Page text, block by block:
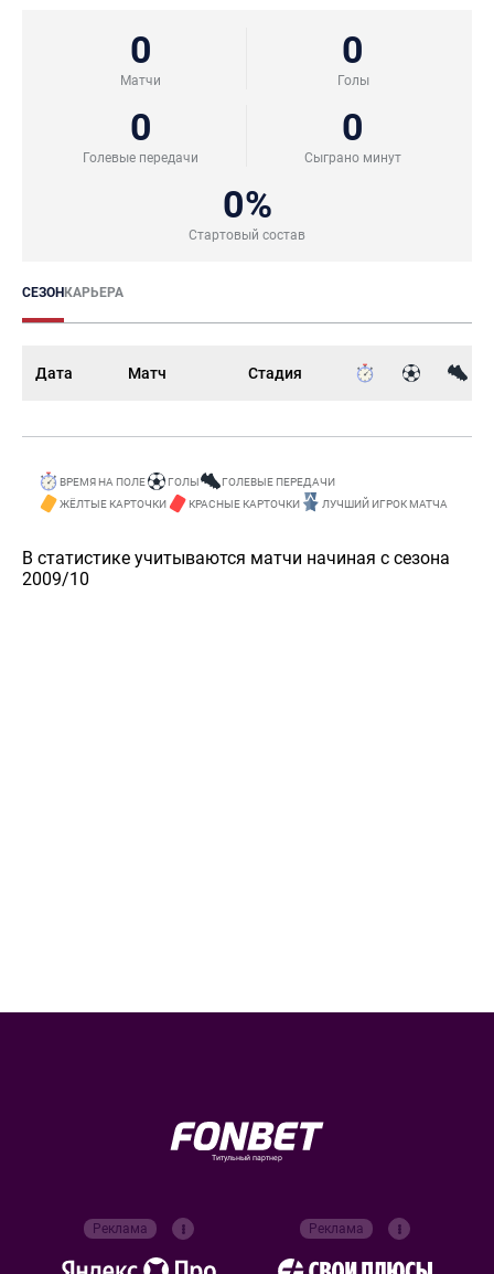
0
Матчи
0
Голы
0
Голевые передачи
0
Сыграно минут
0%
Стартовый состав
СЕЗОНКАРЬЕРА
Дата Матч Стадия
ВРЕМЯ НА ПОЛЕ ГОЛЫ
ГОЛЕВЫЕ ПЕРЕДАЧИ
ЖЁЛТЫЕ КАРТОЧКИ
КРАСНЫЕ КАРТОЧКИ ЛУЧШИЙ ИГРОК МАТЧА
В статистике учитываются матчи начиная с сезона
2009/10
Титульный партнер
Реклама Реклама